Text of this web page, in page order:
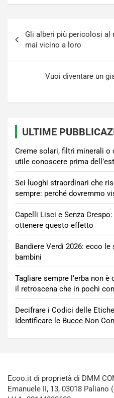
articoli
Gli alberi più pericolosi
mai vicino a loro
Vuoi diventare un
ULTIME
Creme solari, filtri minerali o
utile conoscere prima
Sei luoghi straordinari che
sempre: perché dovremmo
Capelli Lisci e Senza
ottenere questo effetto
Bandiere Verdi 2026: ecco
bambini
Tagliare sempre l’erba non
il retroscena che in pochi
Decifrare i Codici delle
Identificare le Bucce Non
Ecoo.it di proprietà di DMM
Emanuele II, 13, 03018 Paliano